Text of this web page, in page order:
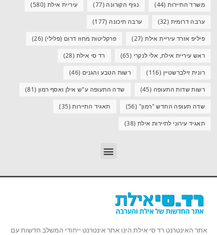
משרד התיירות(44) נגיף הקורונה (77) עיריית אילת (580)
ערבה דרומית (32) ערבה תיכונה (177)
פיליפ אזרד עיריית אילת(27) פרקליטות מחוז דרום (פלילי) (26)
ראש עיריית אילת, אלי לנקרי (65) רד סי אילת (28)
רונית זילברשטיין (116) רשות הטבע והגנים (46)
רשות שדות התעופה (45) שדה התעופה ע"ש אילן ואסף רמון (81)
שדה תעופה החדש "רמון" (56) תאגיד התיירות(35)
תאגיד עירוני לתיירות אילת (38)
אתר האינטרנט רד סי אילת הינו אתר אינטרנט ייחודי המשלב חדשות עם